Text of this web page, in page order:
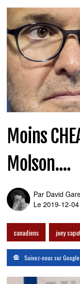
Moins
Molson....
Par David
Le 2019-12-04
canadiens joey
Suivez-nous sur